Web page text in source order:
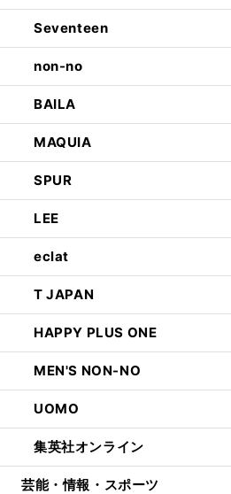
Seventeen
non-no
BAILA
MAQUIA
SPUR
LEE
eclat
T JAPAN
HAPPY PLUS ONE
MEN'S NON-NO
UOMO
集英社オンライン
芸能・情報・スポーツ